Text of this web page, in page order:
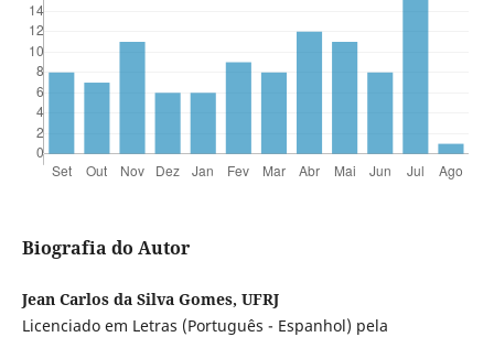
Biografia do Autor
Jean Carlos da Silva Gomes, UFRJ
Licenciado em Letras (Português - Espanhol) pela